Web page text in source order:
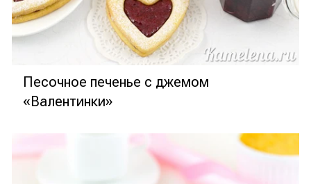
Песочное печенье с джемом
«Валентинки»